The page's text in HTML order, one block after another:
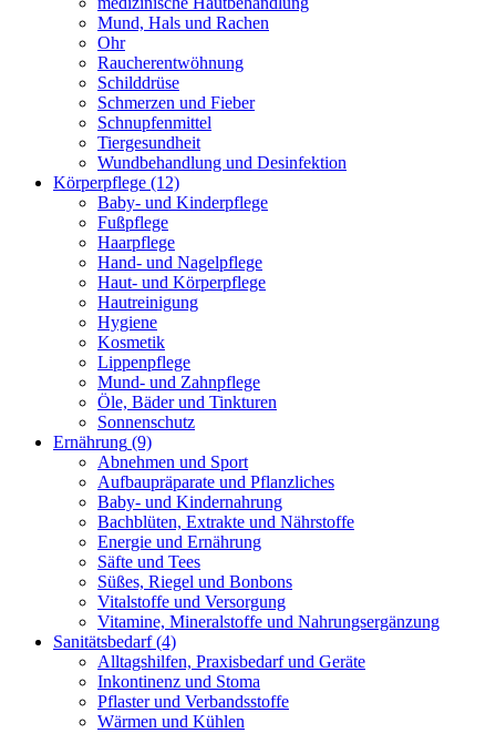
Mund, Hals und Rachen
Ohr
Raucherentwöhnung
Schilddrüse
Schmerzen und Fieber
Schnupfenmittel
Tiergesundheit
Wundbehandlung und Desinfektion
Körperpflege (12)
Baby- und Kinderpflege
Fußpflege
Haarpflege
Hand- und Nagelpflege
Haut- und Körperpflege
Hautreinigung
Hygiene
Kosmetik
Lippenpflege
Mund- und Zahnpflege
Öle, Bäder und Tinkturen
Sonnenschutz
Ernährung (9)
Abnehmen und Sport
Aufbaupräparate und Pflanzliches
Baby- und Kindernahrung
Bachblüten, Extrakte und Nährstoffe
Energie und Ernährung
Säfte und Tees
Süßes, Riegel und Bonbons
Vitalstoffe und Versorgung
Vitamine, Mineralstoffe und Nahrungsergänzung
Sanitätsbedarf(4)
Alltagshilfen, Praxisbedarf und Geräte
Inkontinenz und Stoma
Pflaster und Verbandsstoffe
Wärmen und Kühlen